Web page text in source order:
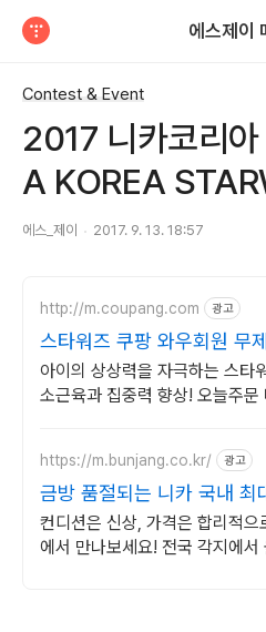
에스제이
Contest & Event
2017 니카코리
A KOREA
에스_제이 2017. 9. 13. 18:57
http://m.coupang.com 광고
스타워즈 쿠팡 와우회원 무
아이의 상상력을 자극하는 스타
소근육과 집중력 향상! 오늘주문
https://m.bunjang.co.kr/ 광고
금방 품절되는 니카 국내 최
중고거래
컨디션은 신상, 가격은 합리적으
에서 만나보세요! 전국 각지에서